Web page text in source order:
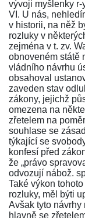
vývoji myšlenky r-
VI. U nás,
v historii, na něž
rozluky v
zejména v t. zv.
obnoveném státě
vládního návrhu
obsahoval
zaveden stav
zákony, jejichž
omezena na
zřetelem na
souhlase se
týkající se
konfesí před
že „právo
odvozují nábož.
Také výkon
rozluky, měl býti
Avšak tyto
hlavně se